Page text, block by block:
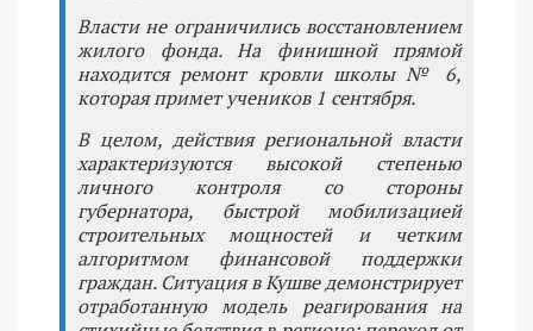
Власти не ограничились восстановлением
жилого фонда. На финишной прямой
находится ремонт кровли школы № 6,
которая примет учеников 1 сентября.
В целом, действия региональной власти
характеризуются высокой степенью
личного контроля со стороны
губернатора, быстрой мобилизацией
строительных мощностей и четким
алгоритмом финансовой поддержки
граждан. Ситуация в Кушве демонстрирует
отработанную модель реагирования на